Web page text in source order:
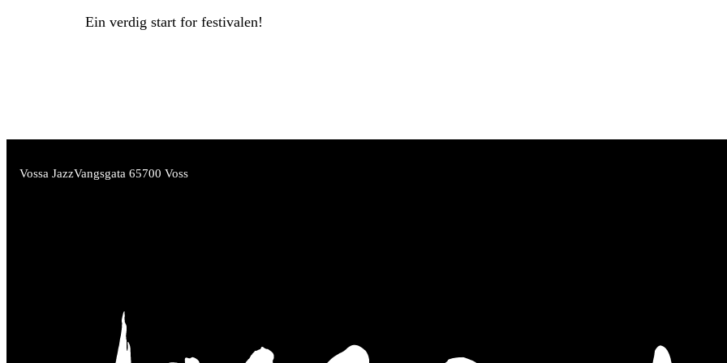
Ein verdig start for festivalen!
Vossa JazzVangsgata 65700 Voss